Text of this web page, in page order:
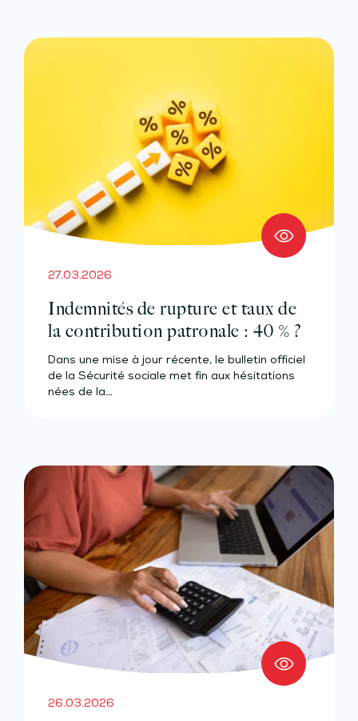
27.03.2026
Indemnités de rupture et taux de
la contribution patronale : 40 % ?
Dans une mise à jour récente, le bulletin officiel
de la Sécurité sociale met fin aux hésitations
nées de la…
26.03.2026